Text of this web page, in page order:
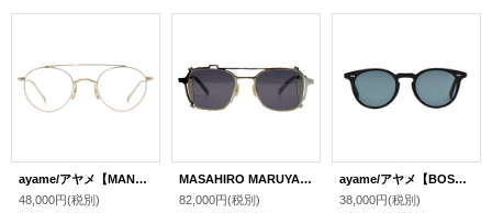
ayame/アヤメ【MANRAY-AV】Gold 46サイズ
48,000円(税別)
MASAHIRO MARUYAMA/マサヒロマルヤマ【MM-0080】2 Black/Gold/Silver(broken lens) 50サイズ
82,000円(税別)
ayame/アヤメ【BOSTON SUN】 BK 47サイズ
38,000円(税別)